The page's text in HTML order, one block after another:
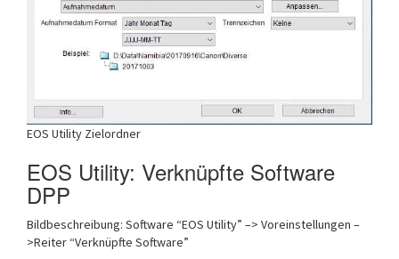
EOS Utility Zielordner
EOS Utility: Verknüpfte Software
DPP
Bildbeschreibung: Software “EOS Utility” –> Voreinstellungen –
>Reiter “Verknüpfte Software”